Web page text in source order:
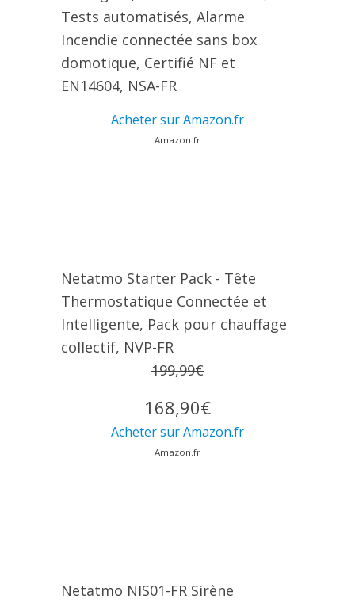
Tests automatisés, Alarme
Incendie connectée sans box
domotique, Certifié NF et
EN14604, NSA-FR
Acheter sur Amazon.fr
Amazon.fr
Netatmo Starter Pack - Tête
Thermostatique Connectée et
Intelligente, Pack pour chauffage
collectif, NVP-FR
199,99€
168,90€
Acheter sur Amazon.fr
Amazon.fr
Netatmo NIS01-FR Sirène